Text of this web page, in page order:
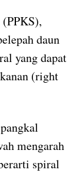
daun
yang dapat
(right
mengarah
spiral